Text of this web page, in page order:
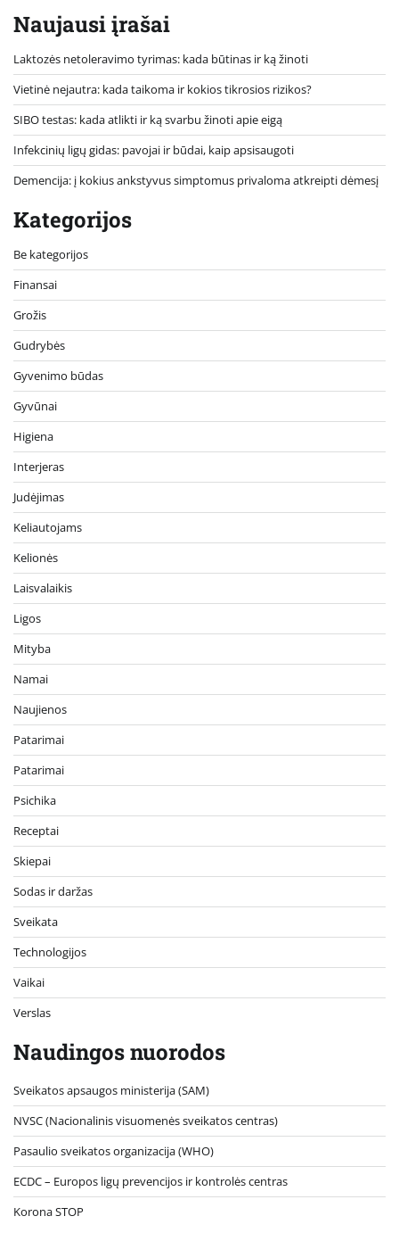
Naujausi įrašai
Laktozės netoleravimo tyrimas: kada būtinas ir ką žinoti
Vietinė nejautra: kada taikoma ir kokios tikrosios rizikos?
SIBO testas: kada atlikti ir ką svarbu žinoti apie eigą
Infekcinių ligų gidas: pavojai ir būdai, kaip apsisaugoti
Demencija: į kokius ankstyvus simptomus privaloma atkreipti dėmesį
Kategorijos
Be kategorijos
Finansai
Grožis
Gudrybės
Gyvenimo būdas
Gyvūnai
Higiena
Interjeras
Judėjimas
Keliautojams
Kelionės
Laisvalaikis
Ligos
Mityba
Namai
Naujienos
Patarimai
Patarimai
Psichika
Receptai
Skiepai
Sodas ir daržas
Sveikata
Technologijos
Vaikai
Verslas
Naudingos nuorodos
Sveikatos apsaugos ministerija (SAM)
NVSC (Nacionalinis visuomenės sveikatos centras)
Pasaulio sveikatos organizacija (WHO)
ECDC – Europos ligų prevencijos ir kontrolės centras
Korona STOP